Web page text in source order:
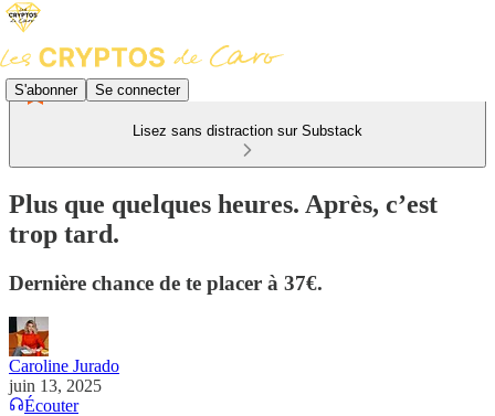
S'abonner Se connecter
Lisez sans distraction sur Substack
Plus que quelques heures. Après, c’est
trop tard.
Dernière chance de te placer à 37€.
Caroline Jurado
juin 13, 2025
Écouter